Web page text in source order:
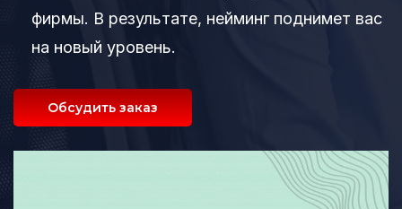
фирмы. В результате, нейминг поднимет вас
на новый уровень.
Обсудить заказ